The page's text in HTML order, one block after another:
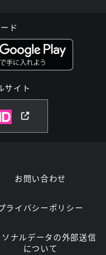
ド
サイト
お問い合わせ
ライバシーポリシー
ナルデータの外部送信
について